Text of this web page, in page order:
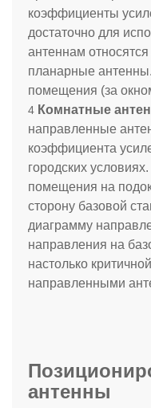
коэффициенты
достаточно для
антеннам
планарные
помещения (за
Комнатные
направленные
коэффициента
городских
помещения на
сторону базовой
диаграмму
направления на
настолько
направленными
антенны